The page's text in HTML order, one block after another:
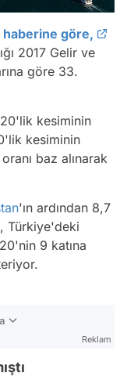
haberine göre,
2017 Gelir ve
göre 33.
kesiminin
kesiminin
baz alınarak
'ın ardından 8,7
Türkiye'deki
9 katına
Reklam